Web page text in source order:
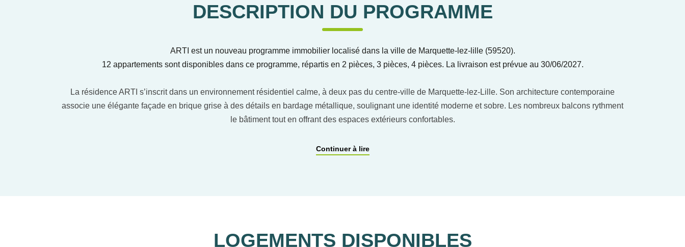
DESCRIPTION DU PROGRAMME
ARTI est un nouveau programme immobilier localisé dans la ville de Marquette-lez-lille (59520).
12 appartements sont disponibles dans ce programme, répartis en 2 pièces, 3 pièces, 4 pièces. La livraison est prévue au 30/06/2027.
La résidence ARTI s’inscrit dans un environnement résidentiel calme, à deux pas du centre-ville de Marquette-lez-Lille. Son architecture contemporaine
associe une élégante façade en brique grise à des détails en bardage métallique, soulignant une identité moderne et sobre. Les nombreux balcons rythment
le bâtiment tout en offrant des espaces extérieurs confortables.
bien-être des résidents : espaces optimisés, pièces de vie ouvertes, luminosité naturelle et accès systématique à un balcon ou une terrasse.
Prestations
Continuer à lire
LOGEMENTS DISPONIBLES